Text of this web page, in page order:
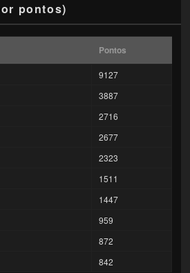
pontos)
Pontos
9127
3887
2716
2677
2323
1511
1447
959
872
842